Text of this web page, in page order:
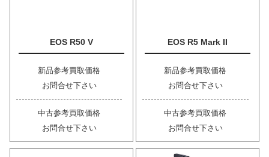
EOS R50 V
新品参考買取価格
お問合せ下さい
中古参考買取価格
お問合せ下さい
EOS R5 Mark II
新品参考買取価格
お問合せ下さい
中古参考買取価格
お問合せ下さい